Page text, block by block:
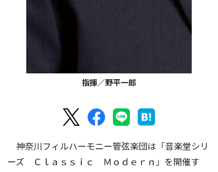
指揮／野平一郎
神奈川フィルハーモニー管弦楽団は「音楽堂シリ
ーズ Ｃｌａｓｓｉｃ Ｍｏｄｅｒｎ」を開催す